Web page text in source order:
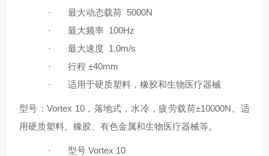
·
最大动态载荷 5000N
·
最大频率 100Hz
·
最大速度 1.0m/s
·
行程 ±40mm
·
适用于硬质塑料，橡胶和生物医疗器械
型号：Vortex 10，落地式，水冷，疲劳载荷±10000N。适
用硬质塑料、橡胶、有色金属和生物医疗器械等。
· 型号 Vortex 10